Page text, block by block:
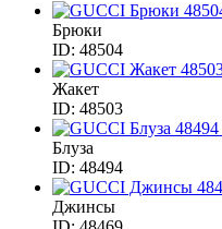
Брюки
ID: 48504
Жакет
ID: 48503
Блуза
ID: 48494
Джинсы